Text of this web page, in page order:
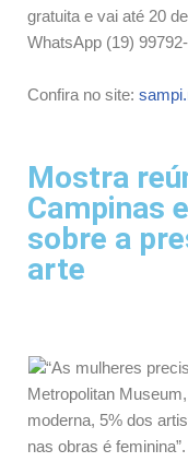
gratuita e vai até 20
WhatsApp (19)
Confira no site:
Mostra
Campinas
sobre a
arte
“As mulheres
Metropolitan
moderna, 5% dos
nas obras é